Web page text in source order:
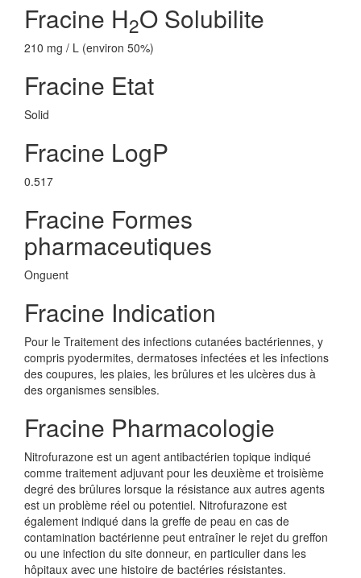
Fracine H2O Solubilite
210 mg / L (environ 50%)
Fracine Etat
Solid
Fracine LogP
0.517
Fracine Formes
pharmaceutiques
Onguent
Fracine Indication
Pour le Traitement des infections cutanées bactériennes, y
compris pyodermites, dermatoses infectées et les infections
des coupures, les plaies, les brûlures et les ulcères dus à
des organismes sensibles.
Fracine Pharmacologie
Nitrofurazone est un agent antibactérien topique indiqué
comme traitement adjuvant pour les deuxième et troisième
degré des brûlures lorsque la résistance aux autres agents
est un problème réel ou potentiel. Nitrofurazone est
également indiqué dans la greffe de peau en cas de
contamination bactérienne peut entraîner le rejet du greffon
ou une infection du site donneur, en particulier dans les
hôpitaux avec une histoire de bactéries résistantes.